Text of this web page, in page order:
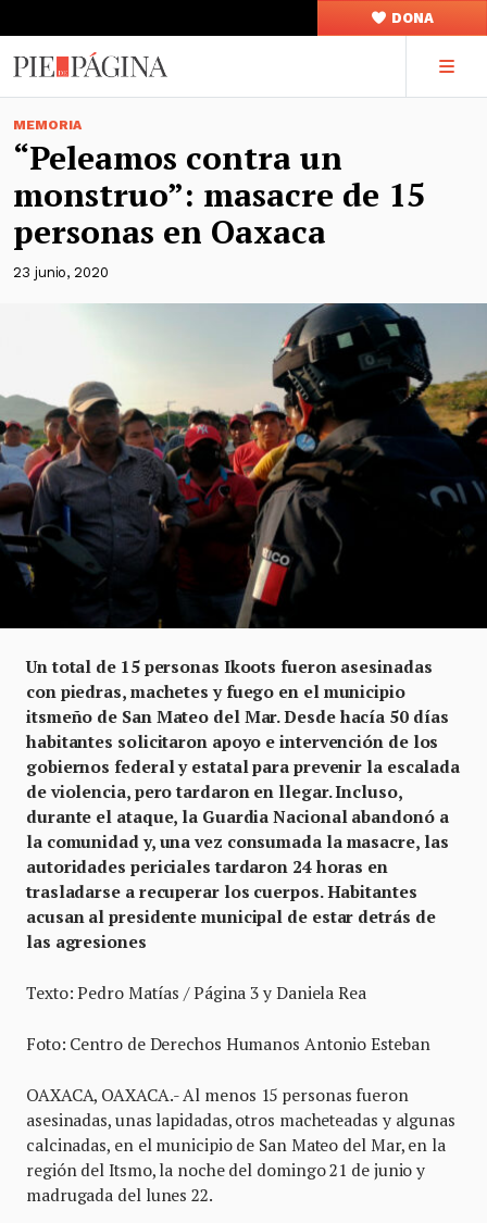
DONA
MEMORIA
“Peleamos contra un
monstruo”: masacre de 15
personas en Oaxaca
23 junio, 2020
Un total de 15 personas Ikoots fueron asesinadas
con piedras, machetes y fuego en el municipio
itsmeño de San Mateo del Mar. Desde hacía 50 días
habitantes solicitaron apoyo e intervención de los
gobiernos federal y estatal para prevenir la escalada
de violencia, pero tardaron en llegar. Incluso,
durante el ataque, la Guardia Nacional abandonó a
la comunidad y, una vez consumada la masacre, las
autoridades periciales tardaron 24 horas en
trasladarse a recuperar los cuerpos. Habitantes
acusan al presidente municipal de estar detrás de
las agresiones
Texto: Pedro Matías / Página 3 y Daniela Rea
Foto: Centro de Derechos Humanos Antonio Esteban
OAXACA, OAXACA.- Al menos 15 personas fueron
asesinadas, unas lapidadas, otros macheteadas y algunas
calcinadas, en el municipio de San Mateo del Mar, en la
región del Itsmo, la noche del domingo 21 de junio y
madrugada del lunes 22.